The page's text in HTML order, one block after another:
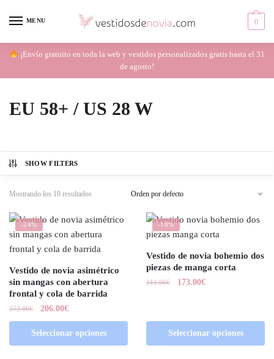
MENU 0
¡Envío gratuito en toda la web y vestidos personalizados gratis hasta el 31
de agosto!
EU 58+ / US 28 W
SHOW FILTERS
Mostrando los 10 resultados
-24%
Vestido de novia asimétrico
sin mangas con abertura
frontal y cola de barrida
272.00€ 206.00€
Seleccionar opciones
-18%
Vestido de novia bohemio dos
piezas de manga corta
211.00€ 173.00€
Seleccionar opciones